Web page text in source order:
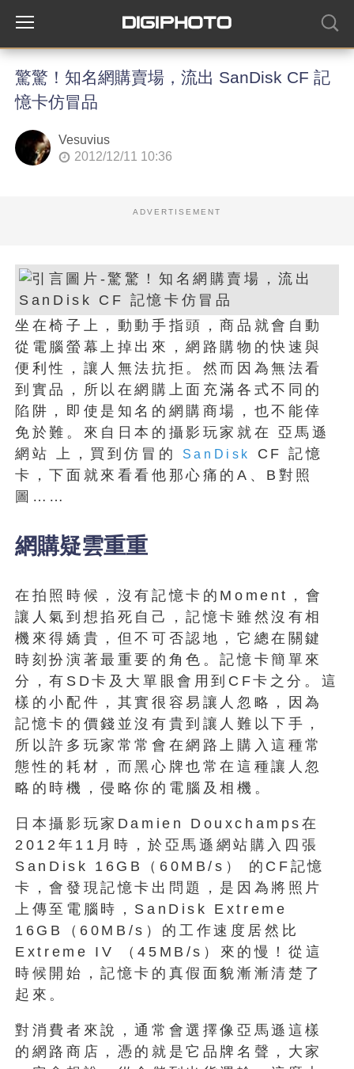
驚驚！知名網購賣場，流出 SanDisk CF 記
憶卡仿冒品
Vesuvius
2012/12/11 10:36
ADVERTISEMENT
坐在椅子上，動動手指頭，商品就會自動
從電腦螢幕上掉出來，網路購物的快速與
便利性，讓人無法抗拒。然而因為無法看
到實品，所以在網購上面充滿各式不同的
陷阱，即使是知名的網購商場，也不能倖
免於難。來自日本的攝影玩家就在 亞馬遜
網站 上，買到仿冒的
SanDisk
CF 記憶
卡，下面就來看看他那心痛的A、B對照
圖……
網購疑雲重重
在拍照時候，沒有記憶卡的Moment，會
讓人氣到想掐死自己，記憶卡雖然沒有相
機來得嬌貴，但不可否認地，它總在關鍵
時刻扮演著最重要的角色。記憶卡簡單來
分，有SD卡及大單眼會用到CF卡之分。這
樣的小配件，其實很容易讓人忽略，因為
記憶卡的價錢並沒有貴到讓人難以下手，
所以許多玩家常常會在網路上購入這種常
態性的耗材，而黑心牌也常在這種讓人忽
略的時機，侵略你的電腦及相機。
日本攝影玩家Damien Douxchamps在
2012年11月時，於亞馬遜網站購入四張
SanDisk 16GB（60MB/s） 的CF記憶
卡，會發現記憶卡出問題，是因為將照片
上傳至電腦時，SanDisk Extreme
16GB（60MB/s）的工作速度居然比
Extreme IV （45MB/s）來的慢！從這
時候開始，記憶卡的真假面貌漸漸清楚了
起來。
對消費者來說，通常會選擇像亞馬遜這樣
的網路商店，憑的就是它品牌名聲，大家